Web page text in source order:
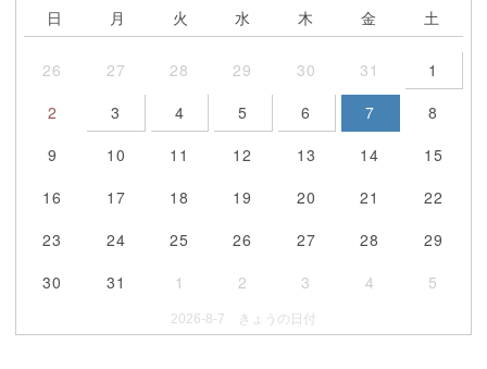
日 月 火 水 木 金 土
26 27 28 29 30 31
1
2
3 4 5 6 7
8
9
10 11 12 13 14
15
16
17 18 19 20 21
22
23
24 25 26 27 28
29
30
31 1 2 3 4 5
2026-8-7 きょうの日付